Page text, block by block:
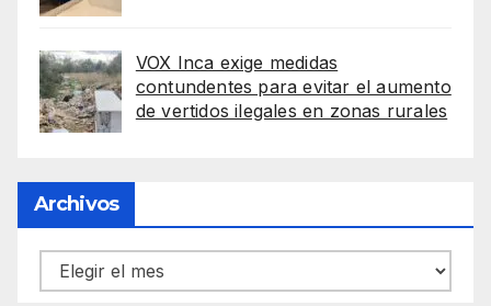
VOX Inca exige medidas
contundentes para evitar el aumento
de vertidos ilegales en zonas rurales
Archivos
Archivos